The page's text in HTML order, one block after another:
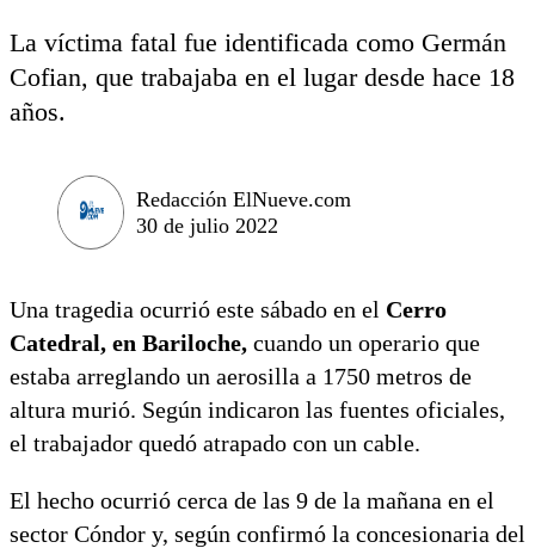
La víctima fatal fue identificada como Germán
Cofian, que trabajaba en el lugar desde hace 18
años.
Redacción ElNueve.com
30 de julio 2022
Una tragedia ocurrió este sábado en el Cerro
Catedral, en Bariloche, cuando un operario que
estaba arreglando un aerosilla a 1750 metros de
altura murió. Según indicaron las fuentes oficiales,
el trabajador quedó atrapado con un cable.
El hecho ocurrió cerca de las 9 de la mañana en el
sector Cóndor y, según confirmó la concesionaria del